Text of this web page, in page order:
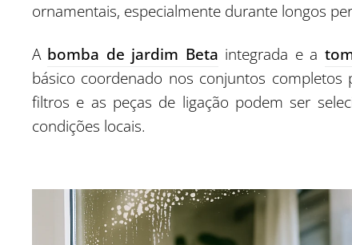
ornamentais, especialmente durante longos
A bomba de jardim Beta integrada e a
básico coordenado nos conjuntos
filtros e as peças de ligação podem ser
condições locais.